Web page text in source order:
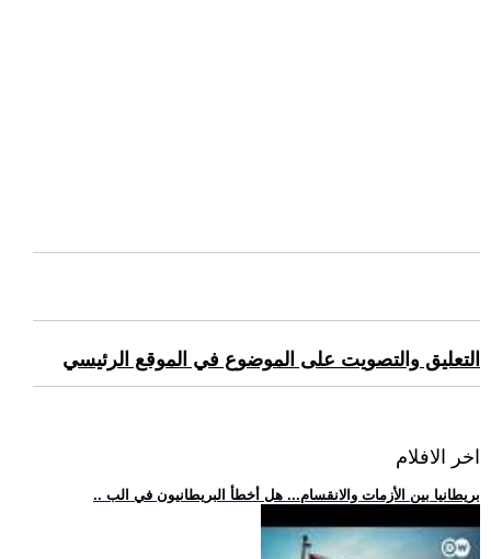
التعليق والتصويت على الموضوع في الموقع الرئيسي
اخر الافلام
.. بريطانيا بين الأزمات والانقسام... هل أخطأ البريطانيون في الب